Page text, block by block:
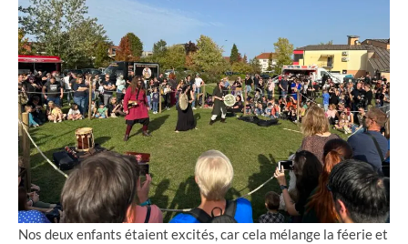
Nos deux enfants étaient excités, car cela mélange la féerie et